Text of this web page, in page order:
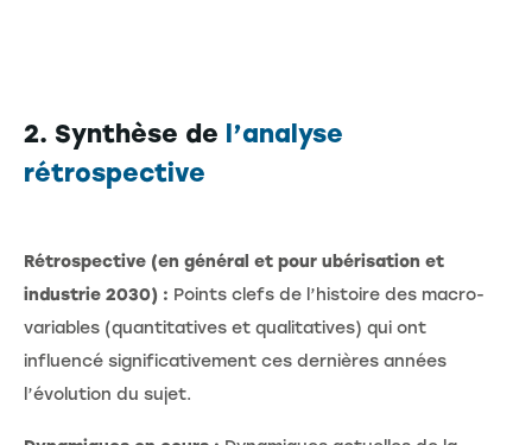
2. Synthèse de l’analyse
rétrospective
Rétrospective (en général et pour ubérisation et
industrie 2030) : Points clefs de l’histoire des macro-
variables (quantitatives et qualitatives) qui ont
influencé significativement ces dernières années
l’évolution du sujet.